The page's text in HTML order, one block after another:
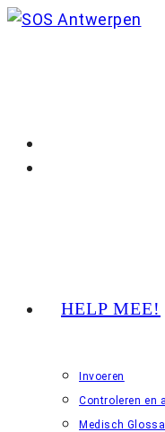
Ga
HELP MEE!
Invoeren
Controleren en
Medisch